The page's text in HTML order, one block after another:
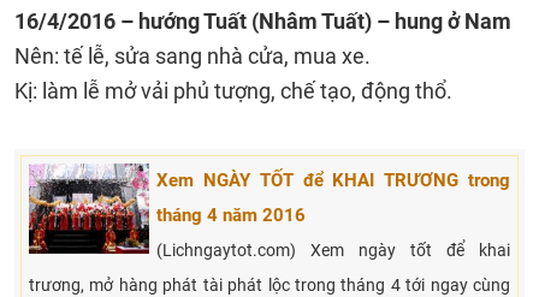
16/4/2016 – hướng Tuất (Nhâm Tuất) – hung ở Nam
Nên: tế lễ, sửa sang nhà cửa, mua xe.
Kị: làm lễ mở vải phủ tượng, chế tạo, động thổ.
Xem NGÀY TỐT để KHAI TRƯƠNG trong
tháng 4 năm 2016
(Lichngaytot.com) Xem ngày tốt để khai
trương, mở hàng phát tài phát lộc trong tháng 4 tới ngay cùng